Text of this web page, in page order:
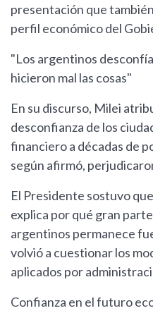
presentación que
perfil económico del
"Los argentinos
hicieron mal las cosas"
En su discurso, Milei
desconfianza de los
financiero a décadas de
según afirmó,
El Presidente sostuvo
explica por qué gran
argentinos permanece
volvió a cuestionar los
aplicados por
Confianza en el futuro